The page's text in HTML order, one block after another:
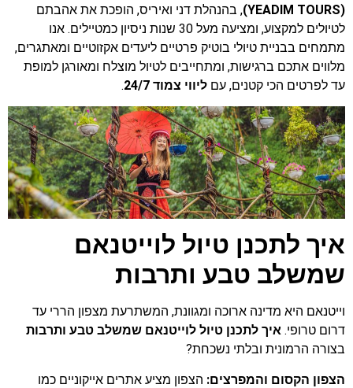
(YEADIM TOURS)
, בהנהלת דני ואיריס, הופכת את אהבתם
לטיולים למקצוע, ומציעה מעל 30 שנות ניסיון כמטיילים. אנו
מתמחים בבניית טיולי בוטיק פרטיים ליעדים אקזוטיים ומאתגרים,
מלווים אתכם ברגישות, ומתחייבים לטיול מוצלח ומאורגן למופת
עד לפרטים הכי קטנים, עם ליווי צמוד 24/7
.
איך לתכנן טיול לוייטנאם
שמשלב טבע ותרבות
וייטנאם היא מדינה ארוכה ומגוונת, המשתרעת מצפון הררי עד
דרום טרופי. איך לתכנן טיול לוייטנאם שמשלב טבע ותרבות
בצורה הרמונית ובלתי נשכחת?
הצפון הקסום והמפרצים: הצפון מציע אתרים אייקוניים כמו